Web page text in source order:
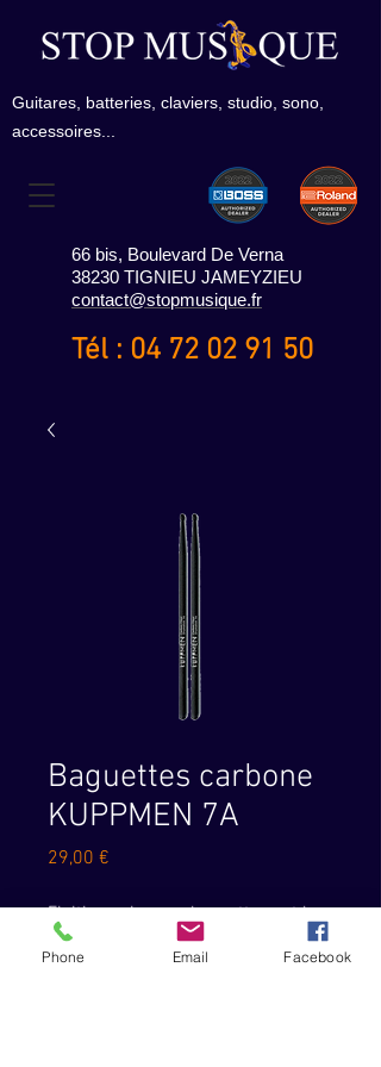
Guitares, batteries, claviers, studio, sono,
accessoires...
66 bis, Boulevard De Verna
38230 TIGNIEU JAMEYZIEU
contact@stopmusique.fr
Tél : 04 72 02 91 50
Baguettes carbone
KUPPMEN 7A
29,00 €
Finition noire, ces baguettes ont la
même forme, la même taille, le
même équilibre, le même rebond, la
Phone Email Facebook